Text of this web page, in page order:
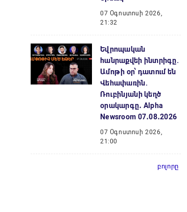
07 Օգոստոսի 2026,
21:32
Եվրոպական
հանրաքվեի ինտրիգը.
Ամոթի օր՝ դատում են
Վեհափառին.
Ռուբինյանի կեղծ
օրակարգը․ Alpha
Newsroom 07․08․2026
07 Օգոստոսի 2026,
21:00
բոլորը